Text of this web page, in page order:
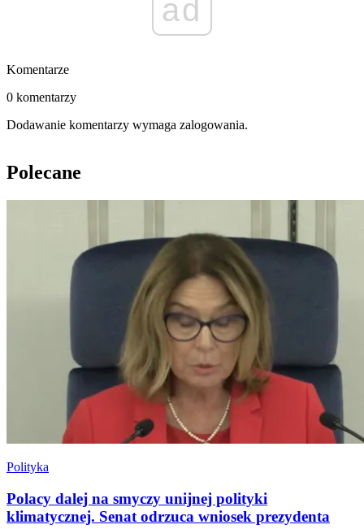
ad
Komentarze
0 komentarzy
Dodawanie komentarzy wymaga zalogowania.
Polecane
Polityka
Polacy dalej na smyczy unijnej polityki
klimatycznej. Senat odrzuca wniosek prezydenta